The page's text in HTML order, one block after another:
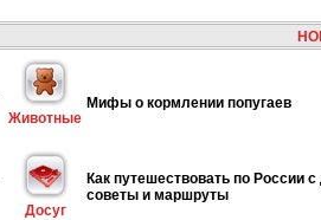
Животные
Мифы о кормлении попугаев
Досуг
Как путешествовать по России
советы и маршруты